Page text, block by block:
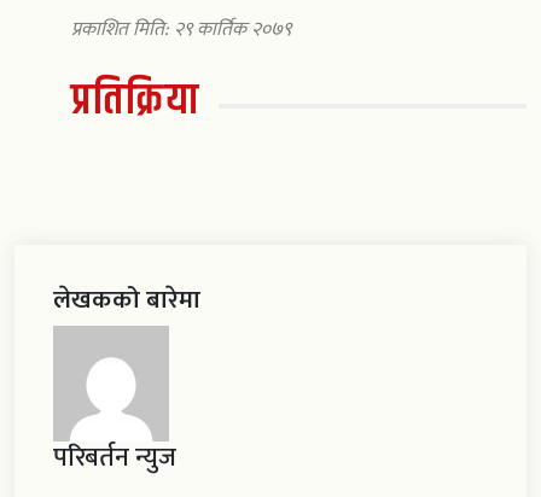
प्रकाशित मिति: २९ कार्तिक २०७९
प्रतिक्रिया
लेखकको बारेमा
परिबर्तन न्युज